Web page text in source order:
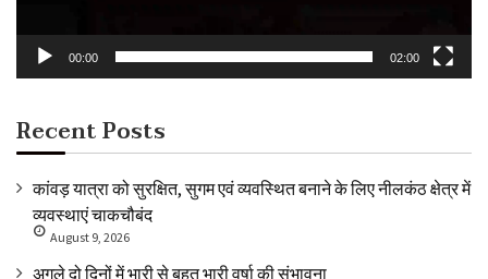
00:00 02:00
Recent Posts
कांवड़ यात्रा को सुरक्षित, सुगम एवं व्यवस्थित बनाने के लिए नीलकंठ क्षेत्र में
व्यवस्थाएं चाकचौबंद
August 9, 2026
अगले दो दिनों में भारी से बहुत भारी वर्षा की संभावना